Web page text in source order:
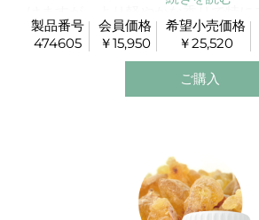
めです。
製品番号
474605
会員価格
￥15,950
希望小売価格
￥25,520
ご購入